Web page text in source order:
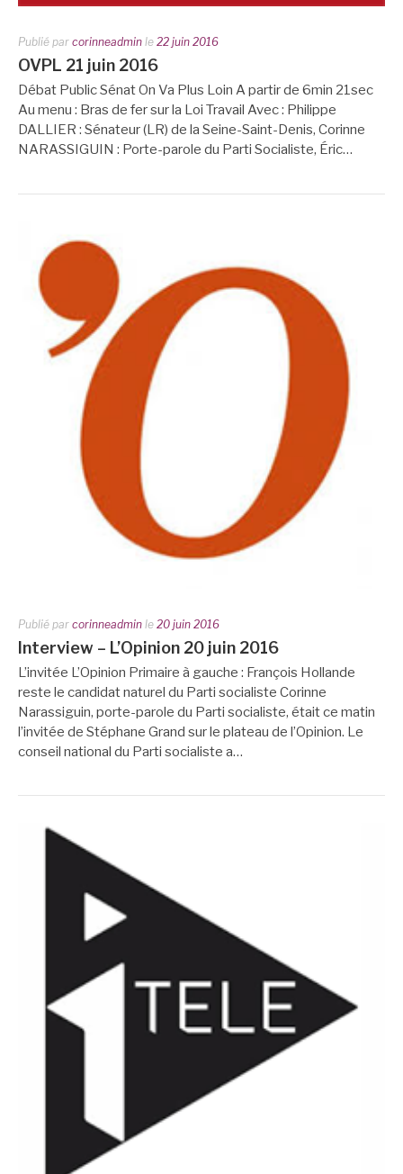
Publié par corinneadmin le 22 juin 2016
OVPL 21 juin 2016
Débat Public Sénat On Va Plus Loin A partir de 6min 21sec
Au menu : Bras de fer sur la Loi Travail Avec : Philippe
DALLIER : Sénateur (LR) de la Seine-Saint-Denis, Corinne
NARASSIGUIN : Porte-parole du Parti Socialiste, Éric…
Publié par corinneadmin le 20 juin 2016
Interview – L’Opinion 20 juin 2016
L’invitée L’Opinion Primaire à gauche : François Hollande
reste le candidat naturel du Parti socialiste Corinne
Narassiguin, porte-parole du Parti socialiste, était ce matin
l’invitée de Stéphane Grand sur le plateau de l’Opinion. Le
conseil national du Parti socialiste a…